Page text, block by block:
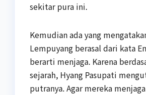
sekitar pura ini.
Kemudian ada yang
Lempuyang berasal dari kata
berarti menjaga. Karena
sejarah, Hyang Pasupati
putranya. Agar mereka